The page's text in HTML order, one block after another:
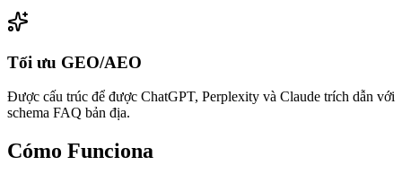
Tối ưu GEO/AEO
Được cấu trúc để được ChatGPT, Perplexity và Claude trích dẫn với
schema FAQ bản địa.
Cómo Funciona